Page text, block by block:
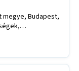
megye, Budapest,